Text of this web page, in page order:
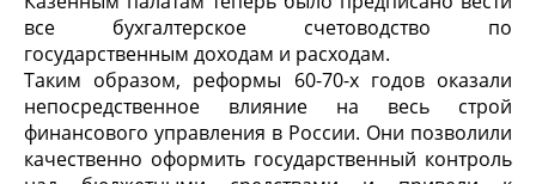
все бухгалтерское счетоводство по
государственным доходам и расходам.
Таким образом, реформы 60-70-х годов оказали
непосредственное влияние на весь строй
финансового управления в России. Они позволили
качественно оформить государственный контроль